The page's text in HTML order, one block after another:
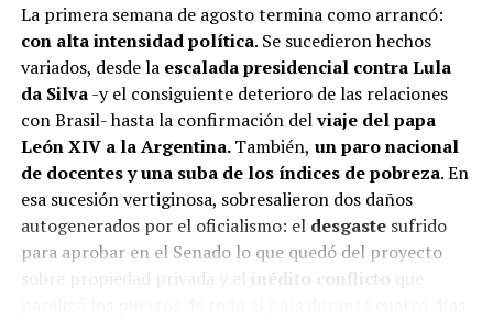
La primera semana de agosto termina como arrancó:
con alta intensidad política. Se sucedieron hechos
variados, desde la escalada presidencial contra Lula
da Silva-y el consiguiente deterioro de las relaciones
con Brasil- hasta la confirmación delviaje del papa
León XIV a la Argentina.También, un paro nacional
de docentes y una suba de los índices de pobreza. En
esa sucesión vertiginosa, sobresalieron dos daños
autogenerados por el oficialismo: el desgaste sufrido
para aprobar en el Senado lo que quedó del proyecto
sobre propiedad privada y el inédito conflicto